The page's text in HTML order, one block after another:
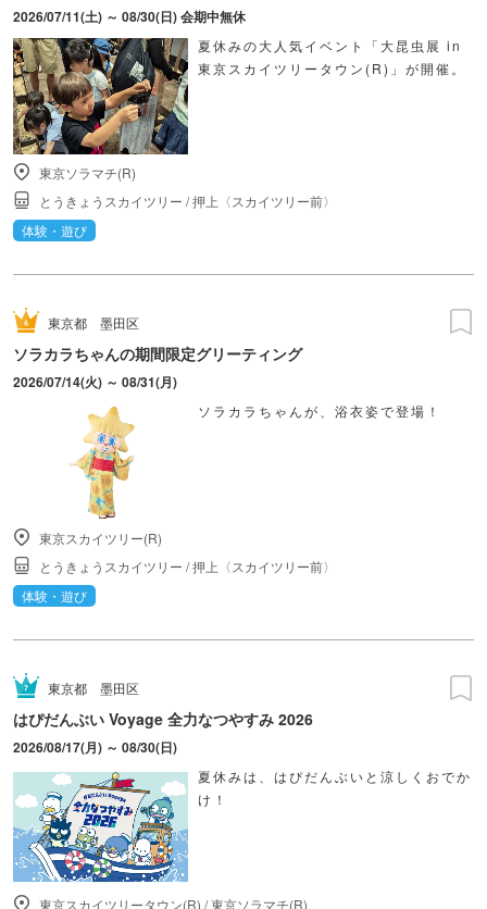
2026/07/11(土) ～ 08/30(日) 会期中無休
夏休みの大人気イベント「大昆虫展 in
東京スカイツリータウン(R)」が開催。
東京ソラマチ(R)
とうきょうスカイツリー /押上〈スカイツリー前〉
体験・遊び
東京都 墨田区
ソラカラちゃんの期間限定グリーティング
2026/07/14(火) ～ 08/31(月)
ソラカラちゃんが、浴衣姿で登場！
東京スカイツリー(R)
とうきょうスカイツリー /押上〈スカイツリー前〉
体験・遊び
東京都 墨田区
はぴだんぶい Voyage 全力なつやすみ 2026
2026/08/17(月) ～ 08/30(日)
夏休みは、はぴだんぶいと涼しくおでか
け！
東京スカイツリータウン(R) /東京ソラマチ(R)